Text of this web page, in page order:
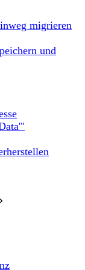
migrieren
und